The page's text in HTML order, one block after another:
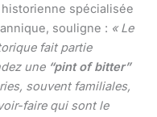
historienne spécialisée
souligne : « Le
fait partie
une “pint of bitter”
souvent familiales,
faire qui sont le